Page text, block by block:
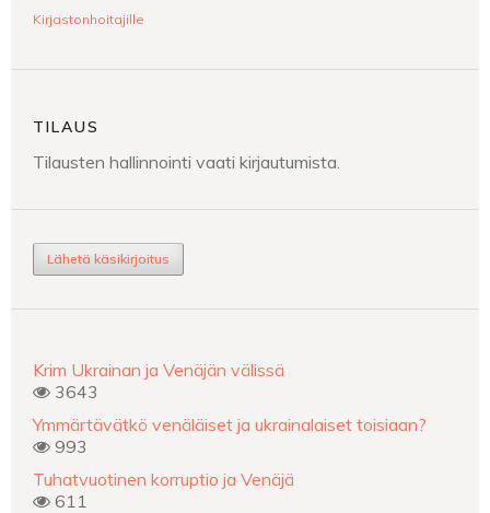
Kirjastonhoitajille
TILAUS
Tilausten hallinnointi vaati kirjautumista.
Lähetä käsikirjoitus
Krim Ukrainan ja Venäjän välissä
3643
Ymmärtävätkö venäläiset ja ukrainalaiset toisiaan?
993
Tuhatvuotinen korruptio ja Venäjä
611